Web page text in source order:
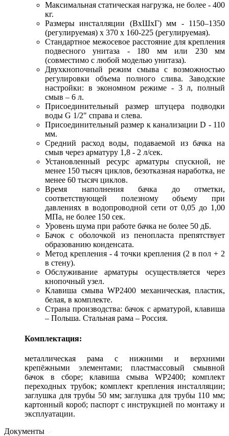
Максимальная статическая нагрузка, не более - 400
кг.
Размеры инсталляции (ВхШхГ) мм - 1150–1350
(регулируемая) х 370 х 160-225 (регулируемая).
Стандартное межосевое расстояние для крепления
подвесного унитаза - 180 мм или 230 мм
(совместимо с любой моделью унитаза).
Двухкнопочный режим смыва с возможностью
регулировки объема полного слива. Заводские
настройки: в экономном режиме - 3 л, полный
смыв – 6 л.
Присоединительный размер штуцера подводки
воды G 1/2" справа и слева.
Присоединительный размер к канализации D - 110
мм.
Средний расход воды, подаваемой из бачка на
смыв через арматуру 1,8 - 2 л/сек.
Установленный ресурс арматуры спускной, не
менее 150 тысяч циклов, безотказная наработка, не
менее 60 тысяч циклов.
Время наполнения бачка до отметки,
соответствующей полезному объему при
давлениях в водопроводной сети от 0,05 до 1,00
МПа, не более 150 сек.
Уровень шума при работе бачка не более 50 дБ.
Бачок с оболочкой из пенопласта препятствует
образованию конденсата.
Метод крепления - 4 точки крепления (2 в пол + 2
в стену).
Обслуживание арматуры осуществляется через
кнопочный узел.
Клавиша смыва WP2400 механическая, пластик,
белая, в комплекте.
Страна производства: бачок с арматурой, клавиша
– Польша. Стальная рама – Россия.
Комплектация:
металлическая рама с нижними и верхними
крепёжными элементами; пластмассовый смывной
бачок в сборе; клавиша смыва WP2400; комплект
переходных трубок; комплект крепления инсталляции;
заглушка для трубы 50 мм; заглушка для трубы 110 мм;
картонный короб; паспорт с инструкцией по монтажу и
эксплуатации.
Документы